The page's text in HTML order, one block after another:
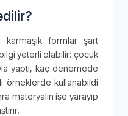
formlar şart
yeterli olabilir: çocuk
yaptı, kaç denemede
örneklerde kullanabildi
materyalin işe yarayıp